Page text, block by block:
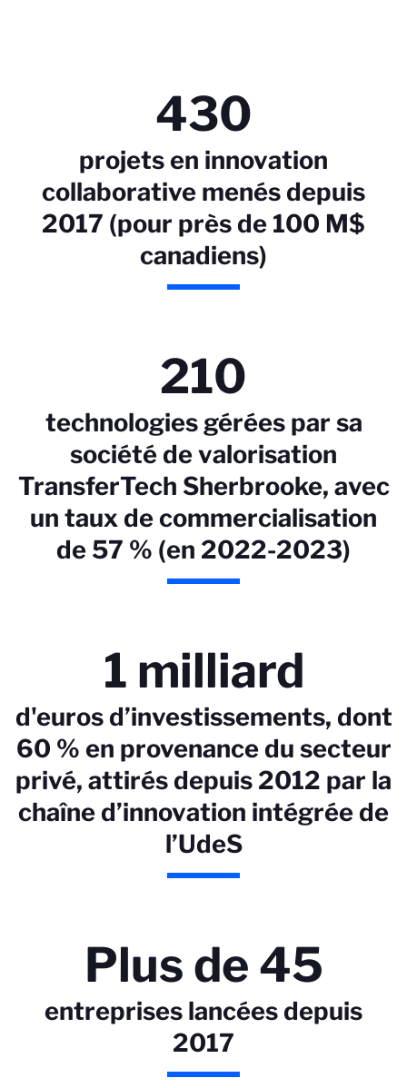
430
projets en innovation
collaborative menés depuis
2017 (pour près de 100 M$
canadiens)
210
technologies gérées par sa
société de valorisation
TransferTech Sherbrooke, avec
un taux de commercialisation
de 57 % (en 2022-2023)
1 milliard
d'euros d’investissements, dont
60 % en provenance du secteur
privé, attirés depuis 2012 par la
chaîne d’innovation intégrée de
l’UdeS
Plus de 45
entreprises lancées depuis
2017